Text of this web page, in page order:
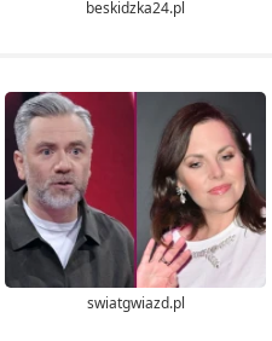
beskidzka24.pl
swiatgwiazd.pl